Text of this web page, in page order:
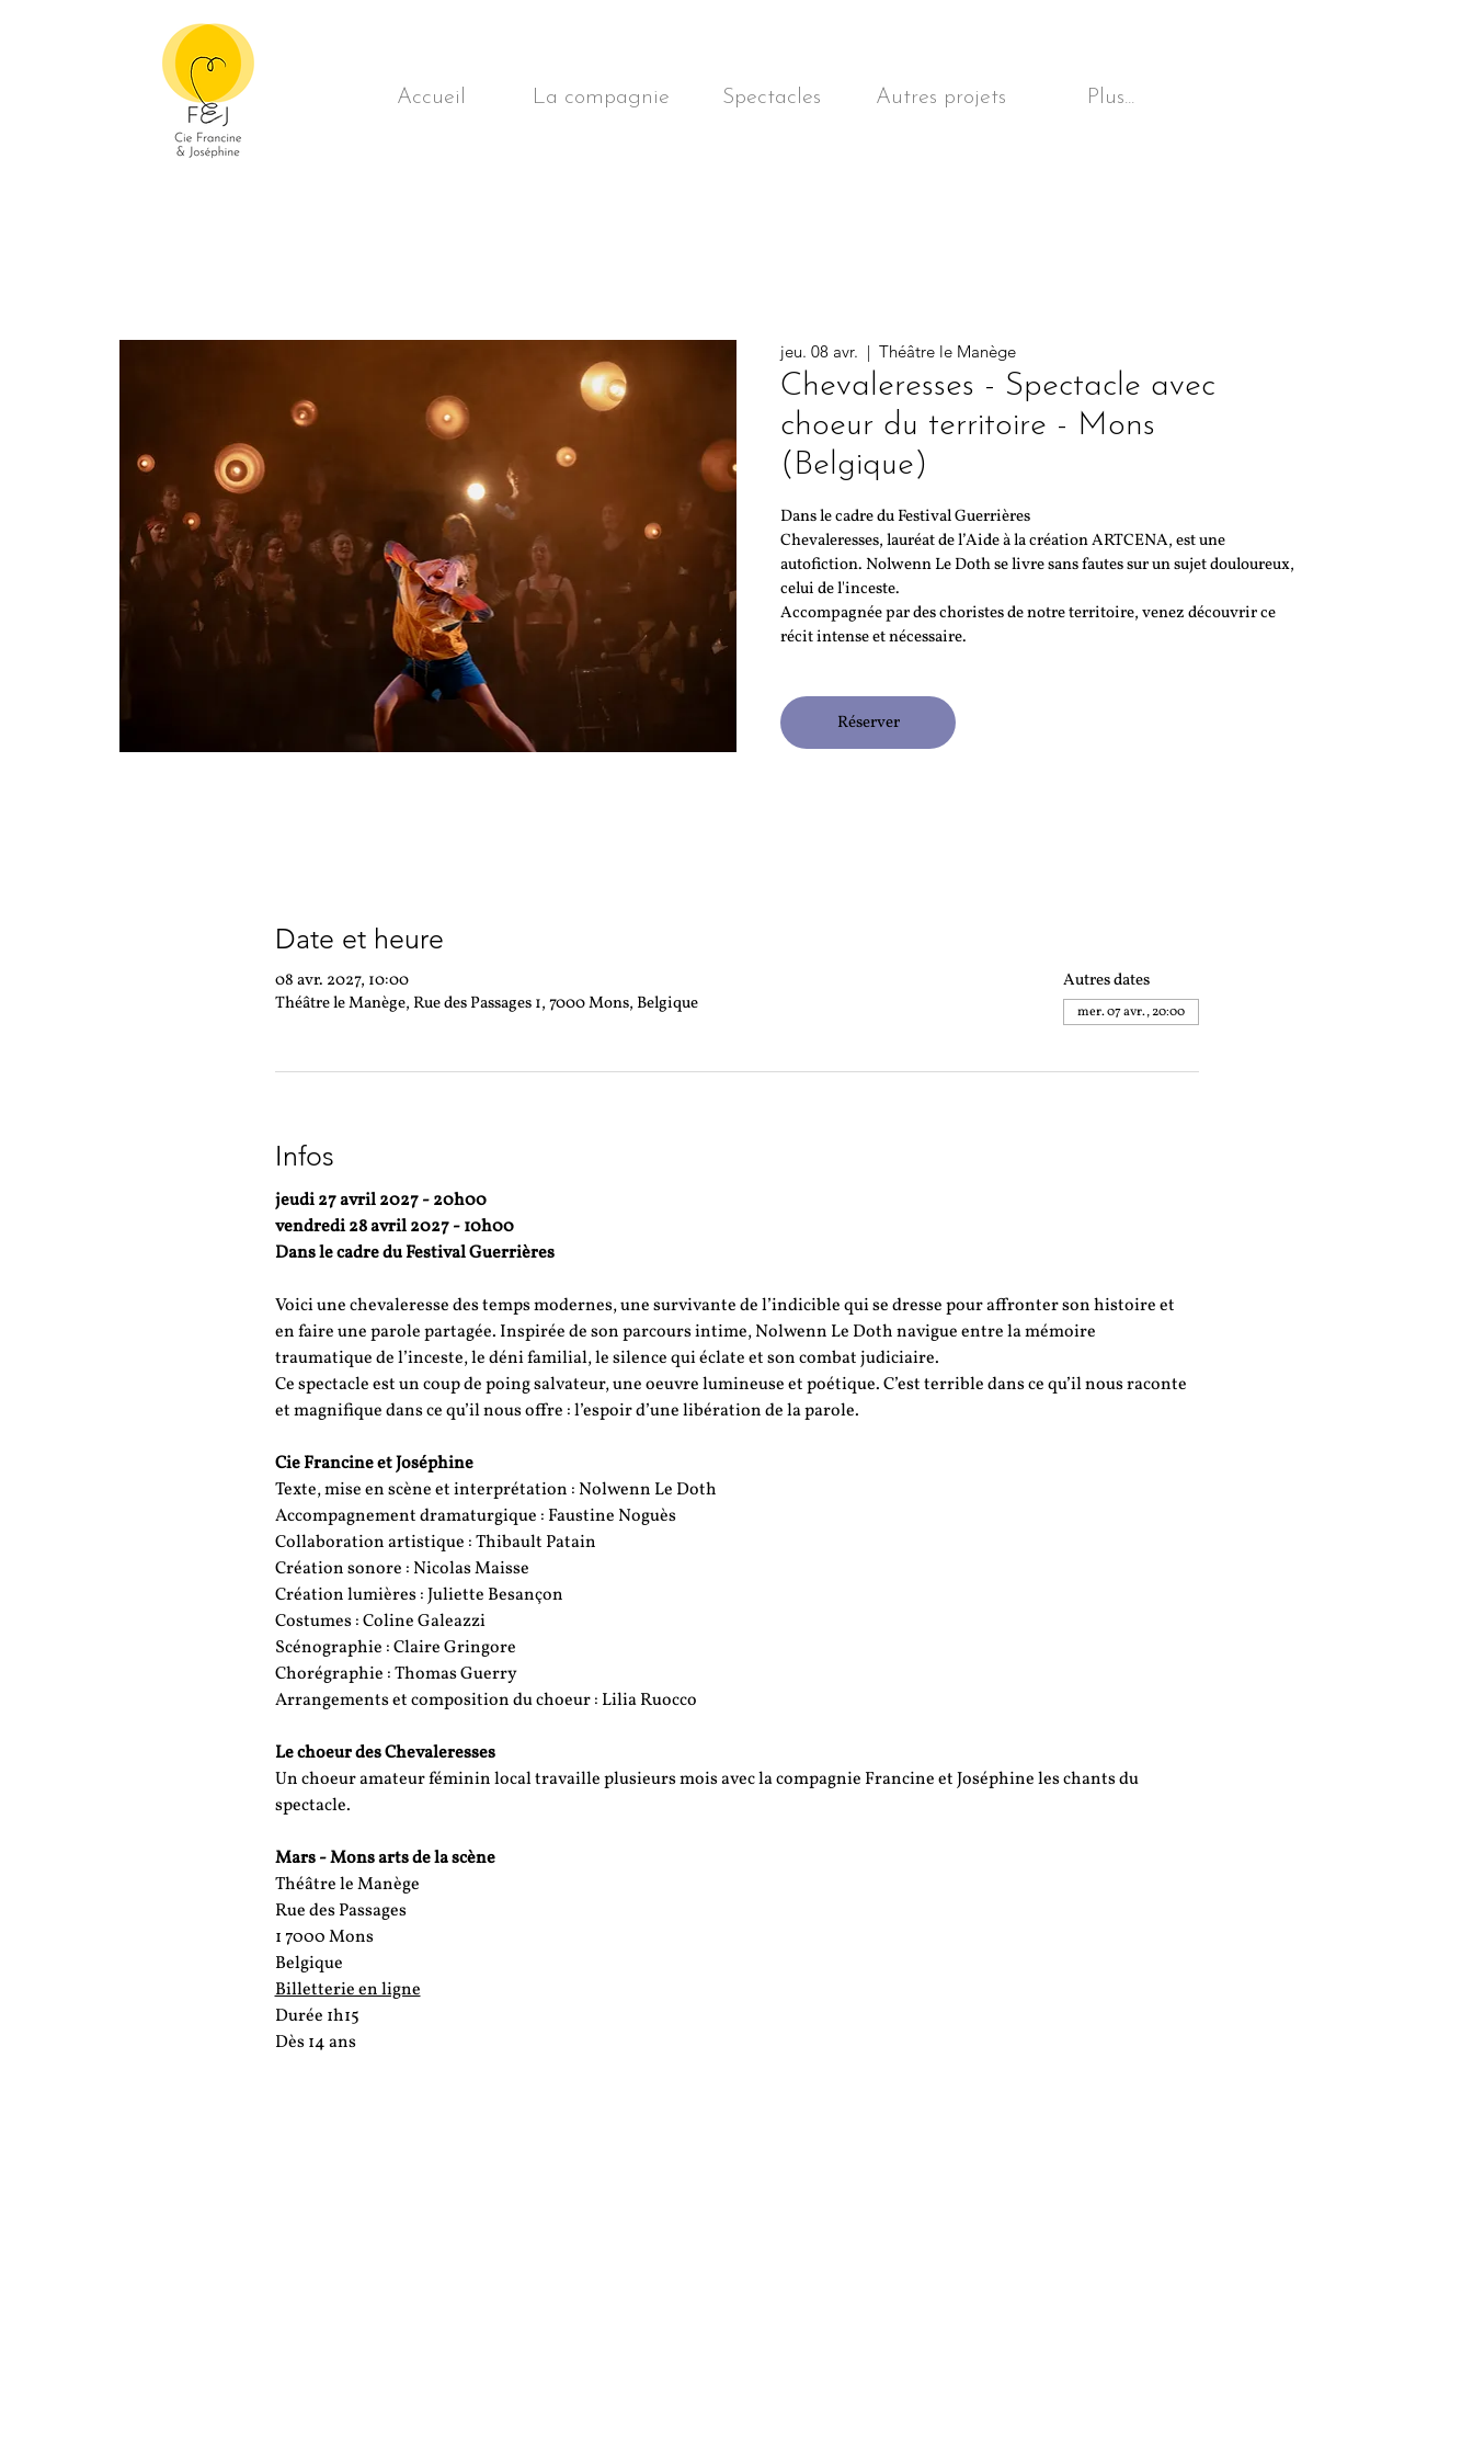
Accueil La compagnie Spectacles Autres projets Plus...
jeu. 08 avr.
  |
Théâtre le Manège
Chevaleresses - Spectacle avec
choeur du territoire - Mons
(Belgique)
Dans le cadre du Festival Guerrières
Chevaleresses, lauréat de l’Aide à la création ARTCENA, est une
autofiction. Nolwenn Le Doth se livre sans fautes sur un sujet douloureux,
celui de l'inceste.
Accompagnée par des choristes de notre territoire, venez découvrir ce
récit intense et nécessaire.
Réserver
Date et heure
08 avr. 2027, 10:00
Théâtre le Manège, Rue des Passages 1, 7000 Mons, Belgique
Autres dates
mer. 07 avr., 20:00
Infos
jeudi 27 avril 2027 - 20h00
vendredi 28 avril 2027 - 10h00
Dans le cadre du Festival Guerrières
Voici une chevaleresse des temps modernes, une survivante de l’indicible qui se dresse pour affronter son histoire et
en faire une parole partagée. Inspirée de son parcours intime, Nolwenn Le Doth navigue entre la mémoire
traumatique de l’inceste, le déni familial, le silence qui éclate et son combat judiciaire.
Ce spectacle est un coup de poing salvateur, une oeuvre lumineuse et poétique. C’est terrible dans ce qu’il nous raconte
et magnifique dans ce qu’il nous offre : l’espoir d’une libération de la parole.
Cie Francine et Joséphine
Texte, mise en scène et interprétation : Nolwenn Le Doth
Accompagnement dramaturgique : Faustine Noguès
Collaboration artistique : Thibault Patain
Création sonore : Nicolas Maisse
Création lumières : Juliette Besançon
Costumes : Coline Galeazzi
Scénographie : Claire Gringore
Chorégraphie : Thomas Guerry
Arrangements et composition du choeur : Lilia Ruocco
Le choeur des Chevaleresses
Un choeur amateur féminin local travaille plusieurs mois avec la compagnie Francine et Joséphine les chants du
spectacle.
Mars - Mons arts de la scène
Théâtre le Manège
Rue des Passages
1 7000 Mons
Belgique
Billetterie en ligne
Durée 1h15
Dès 14 ans